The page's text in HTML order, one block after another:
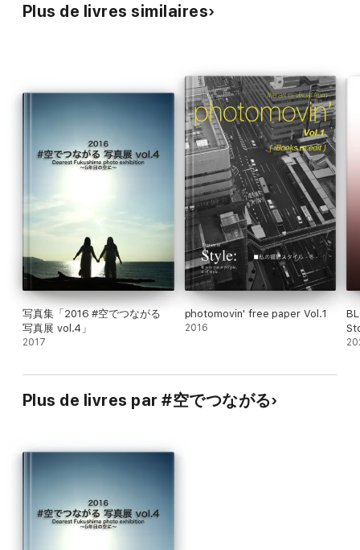
Plus de livres similaires
写真集「2016 #空でつながる
写真展 vol.4」
2017
photomovin' free paper Vol.1
2016
Plus de livres par #空でつながる